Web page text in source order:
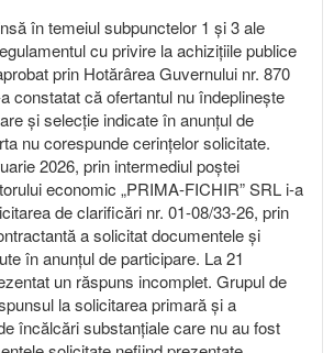
în temeiul subpunctelor 1 și 3 ale
cu privire la achizițiile publice
prin Hotărârea Guvernului nr. 870
constatat că ofertantul nu îndeplinește
și selecție indicate în anunțul de
nu corespunde cerințelor solicitate.
2026, prin intermediul poștei
economic „PRIMA-FICHIR” SRL i-a
de clarificări nr. 01-08/33-26, prin
a solicitat documentele și
în anunțul de participare. La 21
un răspuns incomplet. Grupul de
la solicitarea primară și a
încălcări substanțiale care nu au fost